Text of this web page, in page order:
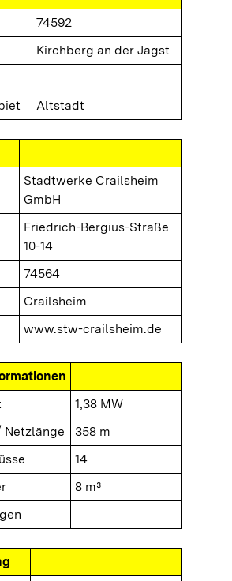
74592
Kirchberg an der Jagst
Altstadt
Stadtwerke Crailsheim
GmbH
Friedrich-Bergius-Straße
10-14
74564
Crailsheim
www.stw-crailsheim.de
1,38 MW
Netzlänge
358 m
14
8 m³